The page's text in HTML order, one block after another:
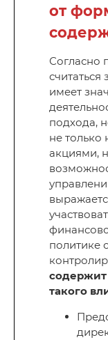
от
Согласно
считаться
имеет
подхода,
не только
акциями,
политике
содержит
такого